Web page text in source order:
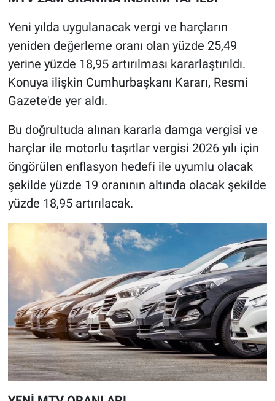
Yeni yılda uygulanacak vergi ve harçların
yeniden değerleme oranı olan yüzde 25,49
yerine yüzde 18,95 artırılması kararlaştırıldı.
Konuya ilişkin Cumhurbaşkanı Kararı, Resmi
Gazete'de yer aldı.
Bu doğrultuda alınan kararla damga vergisi ve
harçlar ile motorlu taşıtlar vergisi 2026 yılı için
öngörülen enflasyon hedefi ile uyumlu olacak
şekilde yüzde 19 oranının altında olacak şekilde
yüzde 18,95 artırılacak.